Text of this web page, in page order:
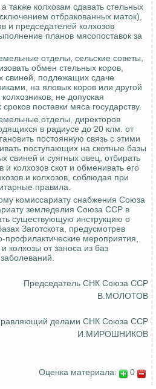
также колхозам сдавать стельных
отбракованных маток),
и председателей колхозов
планов мясопоставок за
отделы, сельские советы,
обмен стельных коров,
свиней, подлежащих сдаче
на яловых коров или другой
не допуская
поставки мяса государству.
отделы, директоров
в радиусе до 20 клм. от
постоянную связь с этими
поступающих на скотные базы
свиней и суягных овец, отбирать
и колхозов скот и обменивать его
и колхозов, соблюдая при
правила.
комиссариату снабжения Союза
земледелия Союза ССР в
существующую инструкцию о
Заготскота, предусмотрев
профилактические мероприятия,
колхозы от заноса из баз
Председатель СНК Союза ССР
В.МОЛОТОВ
делами СНК Союза ССР
И.МИРОШНИКОВ
Оценка материала: 0